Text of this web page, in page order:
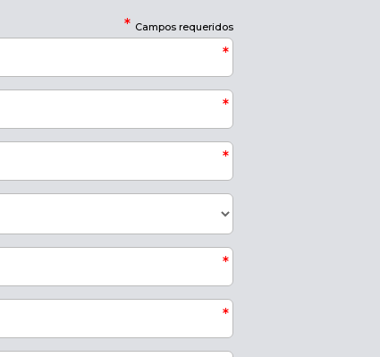
* Campos requeridos